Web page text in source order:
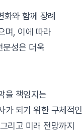
와 함께 장례
며, 이에 따라
문성은 더욱
을 책임지는
가 되기 위한 구체적인
리고 미래 전망까지